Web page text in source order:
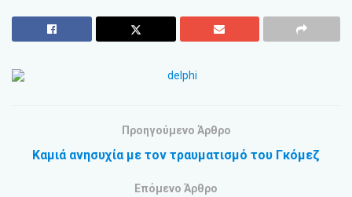
Προηγούμενο Άρθρο
Καμιά ανησυχία με τον τραυματισμό του Γκόμεζ
Επόμενο Άρθρο